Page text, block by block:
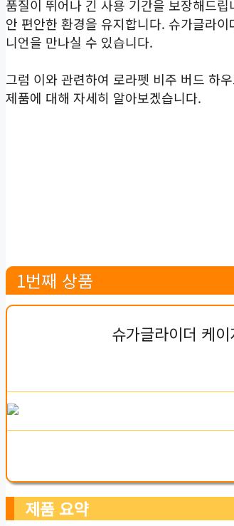
품질이 뛰어나 긴 사용 기간을 보장해드
안 편안한 환경을 유지합니다. 슈가글라
니언을 만나실 수 있습니다.
그럼 이와 관련하여 로라펫 비주 버드 하
제품에 대해 자세히 알아보겠습니다.
1번째 상품
슈가글라이더 케
제품 요약